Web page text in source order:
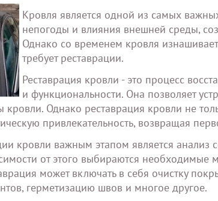
Кровля является одной из самых
непогоды и влияния внешней среды,
Однако со временем кровля
требует реставрации.
Реставрация кровли - это процесс
и функциональности. Она позволяет
кровли. Однако реставрация кровли не
привлекательность, возвращая
кровли важным этапом является анализ
от этого выбираются необходимые
может включать в себя очистку
герметизацию швов и многое другое.